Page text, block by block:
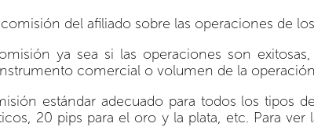
del afiliado sobre las operaciones de
ya sea si las operaciones son
comercial o volumen de la
estándar adecuado para todos los tipos
20 pips para el oro y la plata, etc. Para